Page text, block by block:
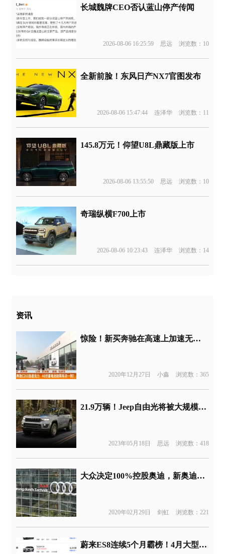
长城魏牌CEO否认蓝山停产传闻
2026-08-06 16:25:59 思远 浏览数：10
全新前脸！东风日产NX7官图发布
2026-08-06 15:47:44 连泽华 浏览数：11
145.8万元！仰望U8L鼎藏版上市
2026-08-06 13:55:50 思远 浏览数：10
奇瑞纵横F700上市
2026-08-06 10:23:43 连泽华 浏览数：14
资讯
惊险！新买奔驰在高速上加速无力、刹车失灵
2020年12月27日 小鑫 浏览数：365
21.9万辆！Jeep自由光将被大规模召回
2023年05月18日 思远 浏览数：418
大众决定100%控股奥迪，新奥迪CEO杜斯曼4月上任
2020年02月29日 剑虹 浏览数：221
蔚来ES8连续5个月霸榜！4月大型SUV销量榜